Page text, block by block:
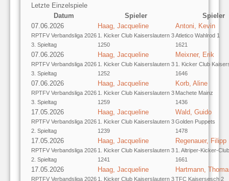
Letzte Einzelspiele
Datum
Spieler
Spieler
07.06.2026
RPTFV Verbandsliga 2026
3. Spieltag
Haag, Jacqueline
1. Kicker Club Kaiserslautern 3
1250
Antoni, Kevin
Atletico Wahlrod 1
1621
07.06.2026
RPTFV Verbandsliga 2026
3. Spieltag
Haag, Jacqueline
1. Kicker Club Kaiserslautern 3
1252
Meixner, Erik
1. Kicker Club
1646
07.06.2026
RPTFV Verbandsliga 2026
3. Spieltag
Haag, Jacqueline
1. Kicker Club Kaiserslautern 3
1259
Korb, Aline
Machete Mainz
1436
17.05.2026
RPTFV Verbandsliga 2026
2. Spieltag
Haag, Jacqueline
1. Kicker Club Kaiserslautern 3
1239
Wald, Guido
Golden Puppets
1478
17.05.2026
RPTFV Verbandsliga 2026
2. Spieltag
Haag, Jacqueline
1. Kicker Club Kaiserslautern 3
1241
Regenauer, Filipp
1. Altriper-Kicker-Club
1661
17.05.2026
RPTFV Verbandsliga 2026
Haag, Jacqueline
1. Kicker Club Kaiserslautern 3
Hartmann,
TFC Kaisersesch 2